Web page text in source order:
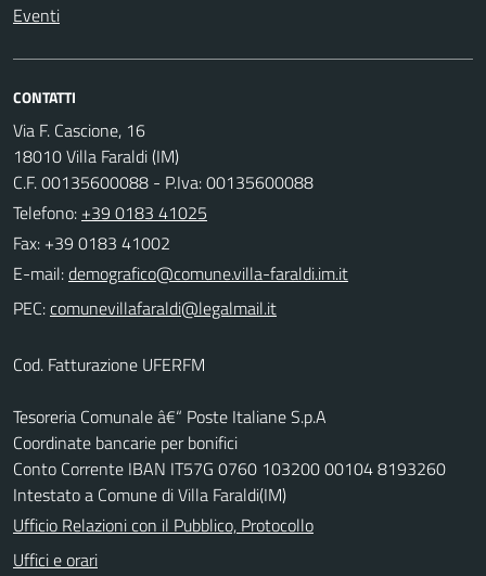
Eventi
CONTATTI
Via F. Cascione, 16
18010 Villa Faraldi (IM)
C.F. 00135600088 - P.Iva: 00135600088
Telefono: +39 0183 41025
Fax: +39 0183 41002
E-mail:
PEC:
Cod. Fatturazione UFERFM
Tesoreria Comunale â€“ Poste Italiane S.p.A
Coordinate bancarie per bonifici
Conto Corrente IBAN IT57G 0760 103200 00104 8193260
Intestato a Comune di Villa Faraldi(IM)
Ufficio Relazioni con il Pubblico, Protocollo
Uffici e orari